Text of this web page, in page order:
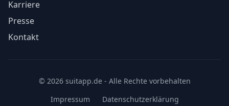
Karriere
Presse
Kontakt
© 2026 suitapp.de - Alle Rechte vorbehalten
Impressum
Datenschutzerklärung